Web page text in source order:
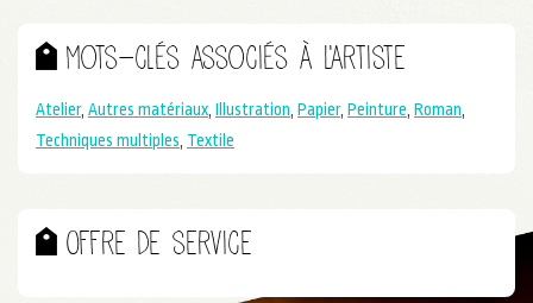
Mots-clés associés à l'artiste
Atelier, Autres matériaux Illustration Papier, Peinture Roman
Techniques multiples Textile
Offre de service